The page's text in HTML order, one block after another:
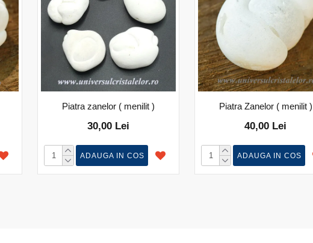
Piatra zanelor ( menilit )
30,00 Lei
ADAUGA IN COS
Piatra Zanelor ( menilit )
40,00 Lei
ADAUGA IN COS